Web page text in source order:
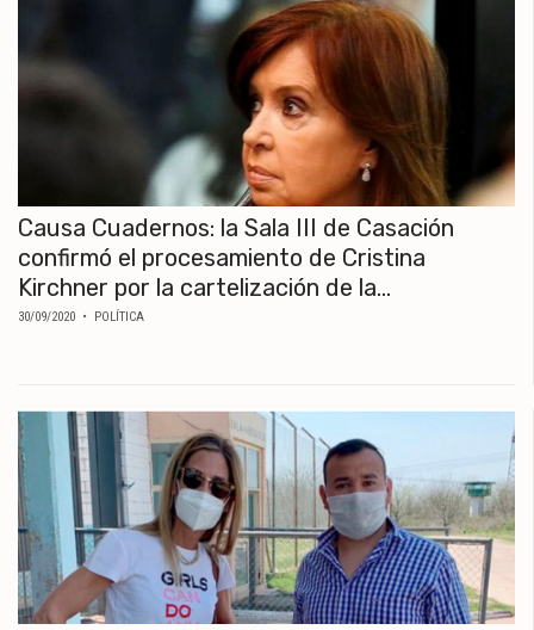
Causa Cuadernos: la Sala III de Casación
confirmó el procesamiento de Cristina
Kirchner por la cartelización de la...
30/09/2020 • POLÍTICA